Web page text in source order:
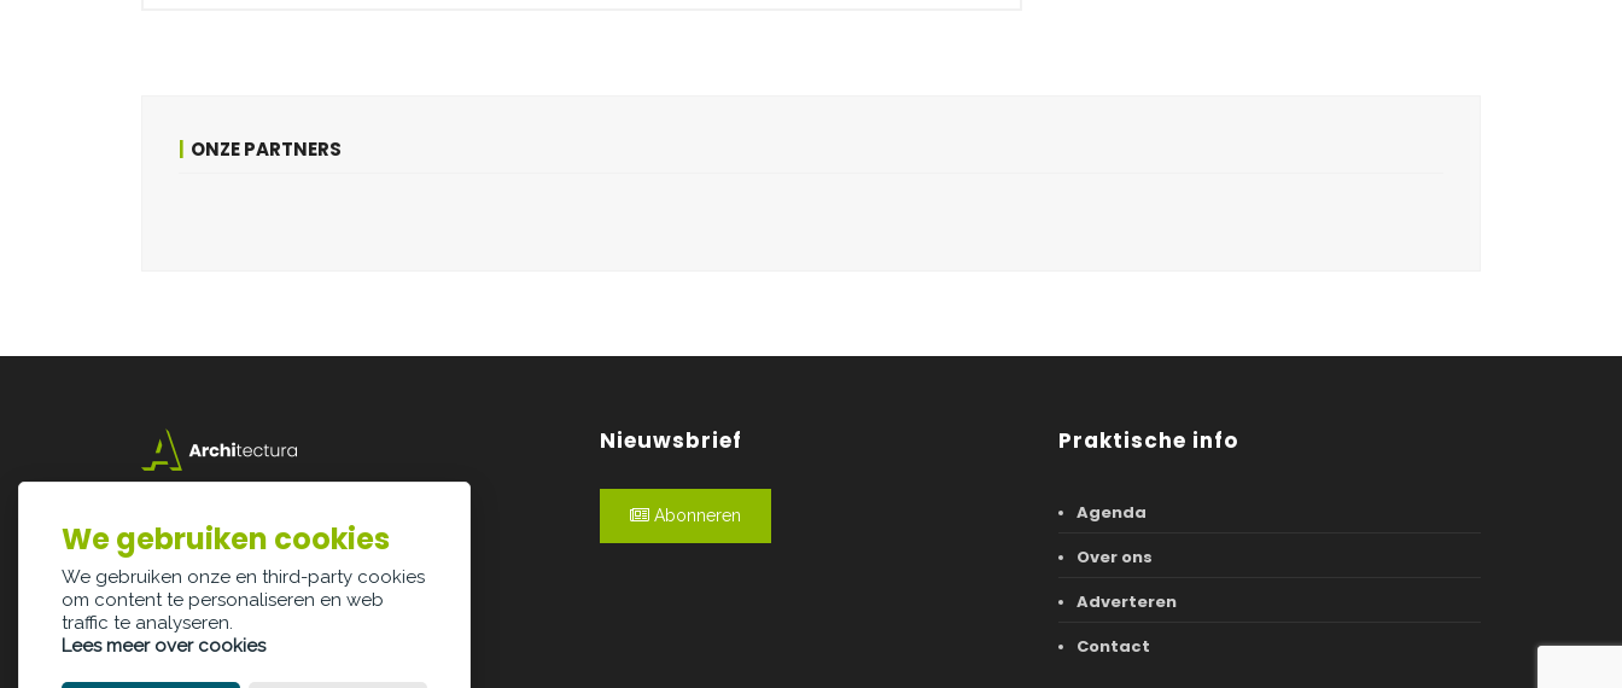
ONZE PARTNERS
3500 Hasselt
info@architectura.be
Nieuwsbrief
Abonneren
Praktische info
Agenda
Over ons
Adverteren
Contact
We gebruiken cookies
We gebruiken onze en third-party cookies
om content te personaliseren en web
traffic te analyseren.
Lees meer over cookies